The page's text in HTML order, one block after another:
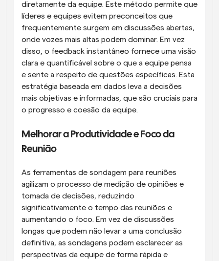
diretamente da equipe. Este método permite que
líderes e equipes evitem preconceitos que
frequentemente surgem em discussões abertas,
onde vozes mais altas podem dominar. Em vez
disso, o feedback instantâneo fornece uma visão
clara e quantificável sobre o que a equipe pensa
e sente a respeito de questões específicas. Esta
estratégia baseada em dados leva a decisões
mais objetivas e informadas, que são cruciais para
o progresso e coesão da equipe.
Melhorar a Produtividade e Foco da
Reunião
As ferramentas de sondagem para reuniões
agilizam o processo de medição de opiniões e
tomada de decisões, reduzindo
significativamente o tempo das reuniões e
aumentando o foco. Em vez de discussões
longas que podem não levar a uma conclusão
definitiva, as sondagens podem esclarecer as
perspectivas da equipe de forma rápida e